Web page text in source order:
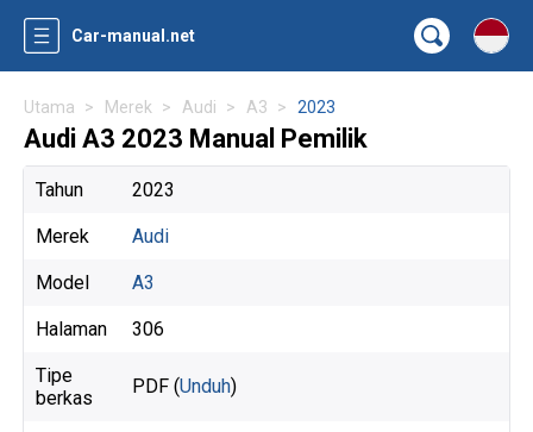
Car-manual.net
Utama Merek Audi A3 2023
Audi A3 2023 Manual Pemilik
Tahun 2023
Merek Audi
Model A3
Halaman 306
Tipe
berkas
PDF (Unduh)